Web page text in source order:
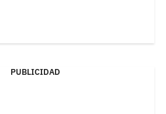
PUBLICIDAD